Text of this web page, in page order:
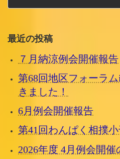
最近の投稿
７月納涼例会開催報告
第68回地区フォーラ
きました！
6月例会開催報告
第41回わんぱく相撲
2026年度 4月例会開催